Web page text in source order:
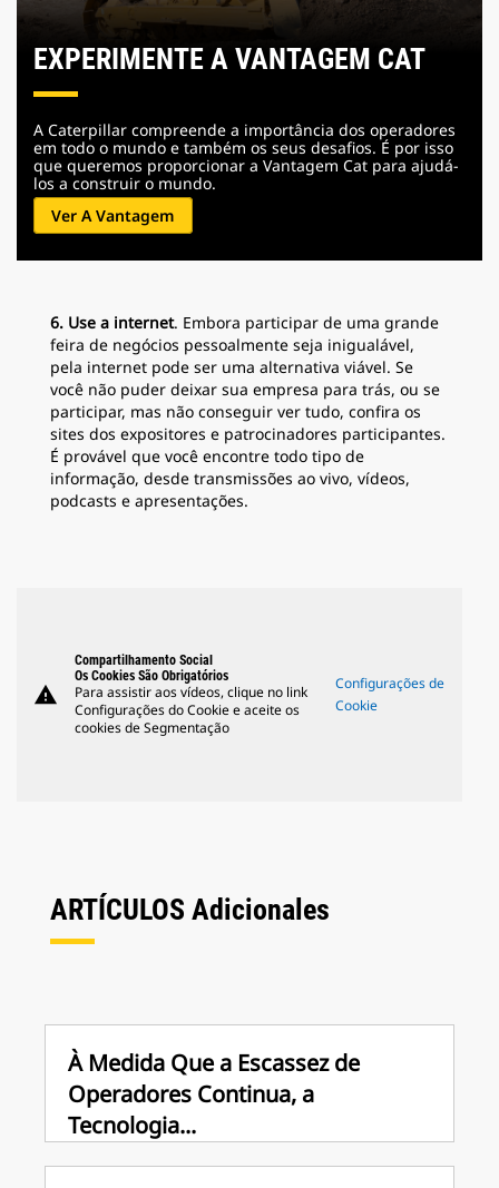
EXPERIMENTE A VANTAGEM CAT
A Caterpillar compreende a importância dos operadores
em todo o mundo e também os seus desafios. É por isso
que queremos proporcionar a Vantagem Cat para ajudá-
los a construir o mundo.
Ver A Vantagem
6. Use a internet. Embora participar de uma grande
feira de negócios pessoalmente seja inigualável,
pela internet pode ser uma alternativa viável. Se
você não puder deixar sua empresa para trás, ou se
participar, mas não conseguir ver tudo, confira os
sites dos expositores e patrocinadores participantes.
É provável que você encontre todo tipo de
informação, desde transmissões ao vivo, vídeos,
podcasts e apresentações.
warning
Compartilhamento Social
Os Cookies São Obrigatórios
Para assistir aos vídeos, clique no link
Configurações do Cookie e aceite os
cookies de Segmentação
Configurações de
Cookie
ARTÍCULOS Adicionales
À Medida Que a Escassez de
Operadores Continua, a
Tecnologia...